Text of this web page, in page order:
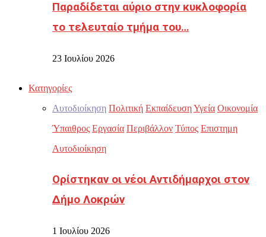
Παραδίδεται αύριο στην κυκλοφορία
το τελευταίο τμήμα του…
23 Ιουλίου 2026
Κατηγορίες
Αυτοδιοίκηση Πολιτική ΕκπαίδευσηΥγεία Οικονομία
Ύπαιθρος Εργασία Περιβάλλον Τύπος Επιστημη
Αυτοδιοίκηση
Ορίστηκαν οι νέοι Αντιδήμαρχοι στον
Δήμο Λοκρών
1 Ιουλίου 2026